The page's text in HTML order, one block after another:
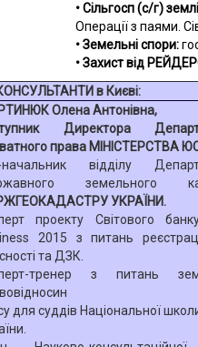
• Сільгосп (с/г)
Операції з паями.
•Земельні спори:
•Захист від
в Києві:
Олена Антонівна,
Директора
права МІНІСТЕРСТВА
начальник відділу
земельного
УКРАЇНИ.
проекту Світового
2015 з питань
та ДЗК.
тренер з питань
для суддів Національної